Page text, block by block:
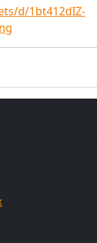
d/1bt412dIZ-